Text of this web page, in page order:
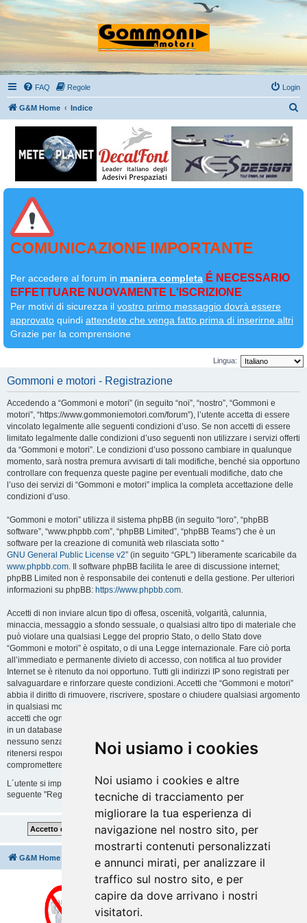
Noi usiamo i cookies
Noi usiamo i cookies e altre
tecniche di tracciamento per
migliorare la tua esperienza di
navigazione nel nostro sito, per
mostrarti contenuti personalizzati
e annunci mirati, per analizzare il
traffico sul nostro sito, e per
capire da dove arrivano i nostri
visitatori.
FAQ Regole Login
G&M Home Indice
COMUNICAZIONE IMPORTANTE
Per accedere al forum in maniera completa É NECESSARIO
EFFETTUARE NUOVAMENTE L'ISCRIZIONE
Per motivi di sicurezza il vostro primo messaggio dovrà essere
approvato quindi attendete che venga fatto prima di inserirne altri
Grazie per la comprensione
Lingua:
Gommoni e motori - Registrazione
Accedendo a “Gommoni e motori” (in seguito “noi”, “nostro”, “Gommoni e
motori”, “https://www.gommoniemotori.com/forum”), l’utente accetta di essere
vincolato legalmente alle seguenti condizioni d’uso. Se non accetti di essere
limitato legalmente dalle condizioni d’uso seguenti non utilizzare i servizi offerti
da “Gommoni e motori”. Le condizioni d’uso possono cambiare in qualunque
momento, sarà nostra premura avvisarti di tali modifiche, benché sia opportuno
controllare con frequenza queste pagine per eventuali modifiche, dato che
l’uso dei servizi di “Gommoni e motori” implica la completa accettazione delle
condizioni d’uso.
“Gommoni e motori” utilizza il sistema phpBB (in seguito “loro”, “phpBB
software”, “www.phpbb.com”, “phpBB Limited”, “phpBB Teams”) che è un
software per la creazione di comunità web rilasciata sotto “
GNU General Public License v2” (in seguito “GPL”) liberamente scaricabile da
www.phpbb.com. Il software phpBB facilita le aree di discussione internet;
phpBB Limited non è responsabile dei contenuti e della gestione. Per ulteriori
informazioni su phpBB: https://www.phpbb.com.
Accetti di non inviare alcun tipo di offesa, oscenità, volgarità, calunnia,
minaccia, messaggio a sfondo sessuale, o qualsiasi altro tipo di materiale che
può violare una qualsiasi Legge del proprio Stato, o dello Stato dove
“Gommoni e motori” è ospitato, o di una Legge internazionale. Fare ciò porta
all’immediato e permanente divieto di accesso, con notifica al tuo provider
Internet se è ritenuto da noi opportuno. Tutti gli indirizzi IP sono registrati per
salvaguardare e rinforzare queste condizioni. Accetti che “Gommoni e motori”
abbia il diritto di rimuovere, riscrivere, spostare o chiudere qualsiasi argomento
in qualsiasi momento lo ritenga necessario. Come fruitore di questo servizio,
accetti che ogni informazione (dato personale) tu abbia inviato sia conservata
in un database. Al contempo queste informazioni non saranno divulgate a
nessuno senza il tuo consenso, né “Gommoni e motori” o phpBB sono da
ritenersi responsabili per qualsiasi violazione al sistema che possa
compromettere queste informazioni.
L´utente si impegna a rispettare le regole del forum indicate nella sezione
seguente "Regole":
Guarda le regole del Forum
G&M Home Tutti gli orari sonoUTC+02:00
Cancella cookie